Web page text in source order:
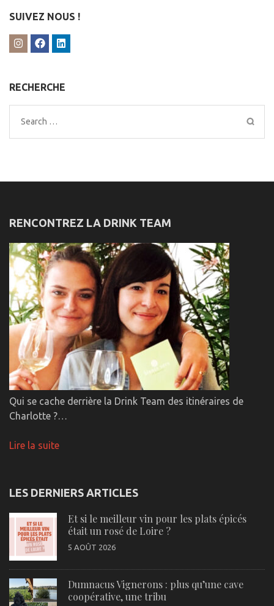
SUIVEZ NOUS !
RECHERCHE
Search
for:
RENCONTREZ LA DRINK TEAM
Qui se cache derrière la Drink Team des itinéraires de
Charlotte ?…
Lire la suite
LES DERNIERS ARTICLES
Et si le meilleur vin pour les plats épicés
était un rosé de Loire ?
5 AOÛT 2026
Dumnacus Vignerons : plus qu’une cave
coopérative, une tribu